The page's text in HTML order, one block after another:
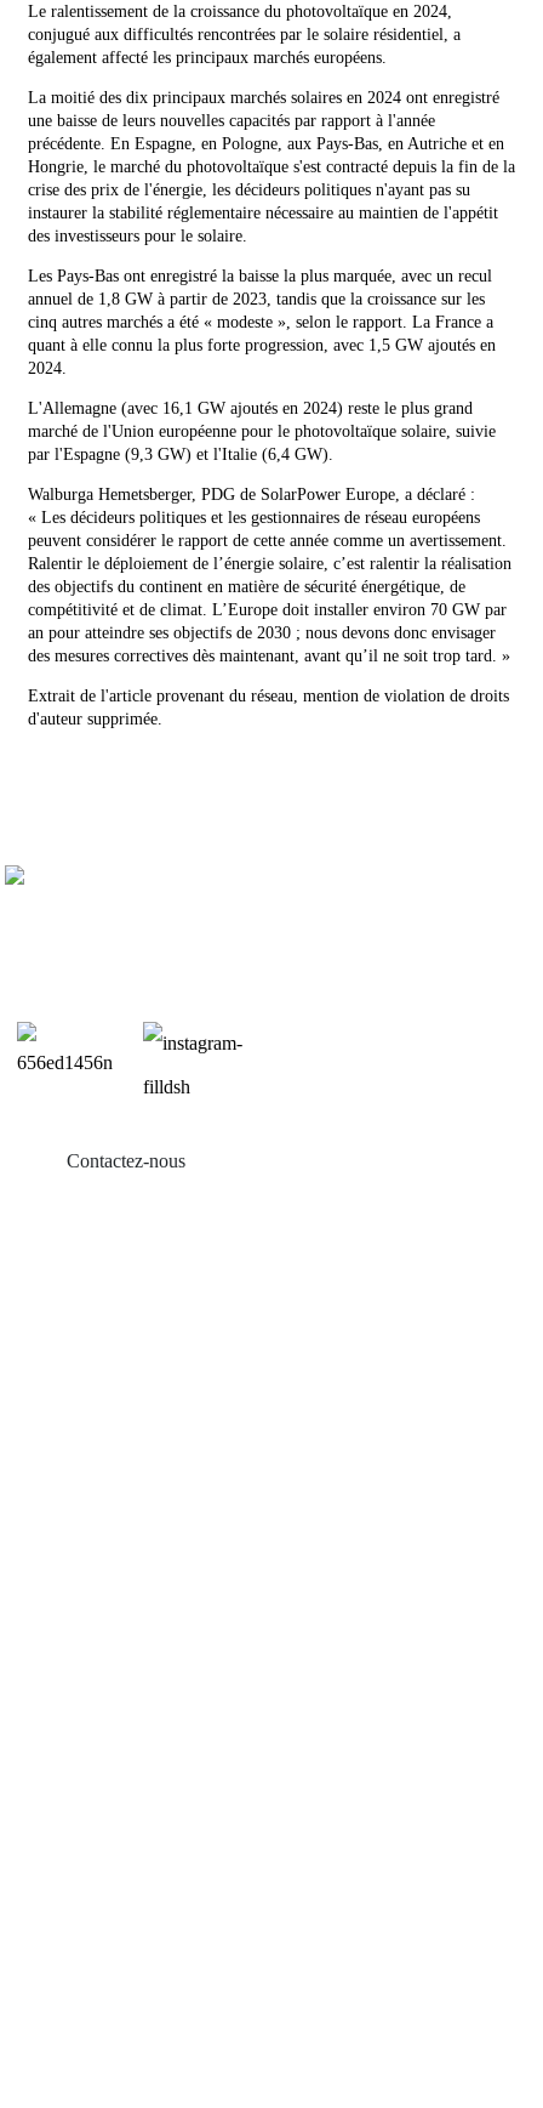
Le ralentissement de la croissance du photovoltaïque en 2024,
conjugué aux difficultés rencontrées par le solaire résidentiel, a
également affecté les principaux marchés européens.
La moitié des dix principaux marchés solaires en 2024 ont enregistré
une baisse de leurs nouvelles capacités par rapport à l'année
précédente. En Espagne, en Pologne, aux Pays-Bas, en Autriche et en
Hongrie, le marché du photovoltaïque s'est contracté depuis la fin de la
crise des prix de l'énergie, les décideurs politiques n'ayant pas su
instaurer la stabilité réglementaire nécessaire au maintien de l'appétit
des investisseurs pour le solaire.
Les Pays-Bas ont enregistré la baisse la plus marquée, avec un recul
annuel de 1,8 GW à partir de 2023, tandis que la croissance sur les
cinq autres marchés a été « modeste », selon le rapport. La France a
quant à elle connu la plus forte progression, avec 1,5 GW ajoutés en
2024.
L'Allemagne (avec 16,1 GW ajoutés en 2024) reste le plus grand
marché de l'Union européenne pour le photovoltaïque solaire, suivie
par l'Espagne (9,3 GW) et l'Italie (6,4 GW).
Walburga Hemetsberger, PDG de SolarPower Europe, a déclaré :
« Les décideurs politiques et les gestionnaires de réseau européens
peuvent considérer le rapport de cette année comme un avertissement.
Ralentir le déploiement de l’énergie solaire, c’est ralentir la réalisation
des objectifs du continent en matière de sécurité énergétique, de
compétitivité et de climat. L’Europe doit installer environ 70 GW par
an pour atteindre ses objectifs de 2030 ; nous devons donc envisager
des mesures correctives dès maintenant, avant qu’il ne soit trop tard. »
Extrait de l'article provenant du réseau, mention de violation de droits
d'auteur supprimée.
Contactez-nous